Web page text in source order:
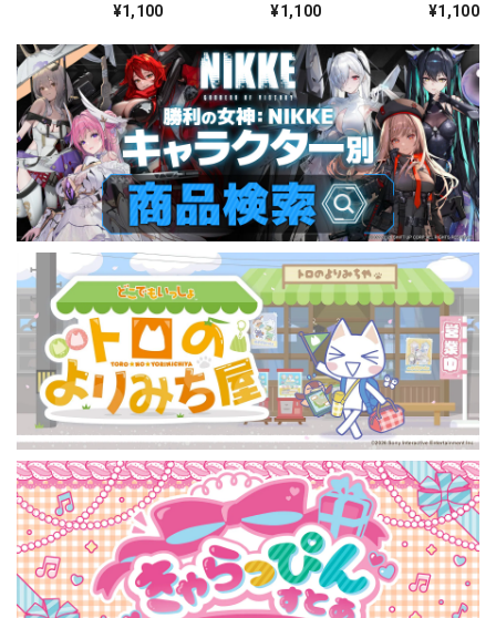
¥1,100
ー/パッションリッ
¥1,100
ー/ラーヴァ/ティア
¥1,100